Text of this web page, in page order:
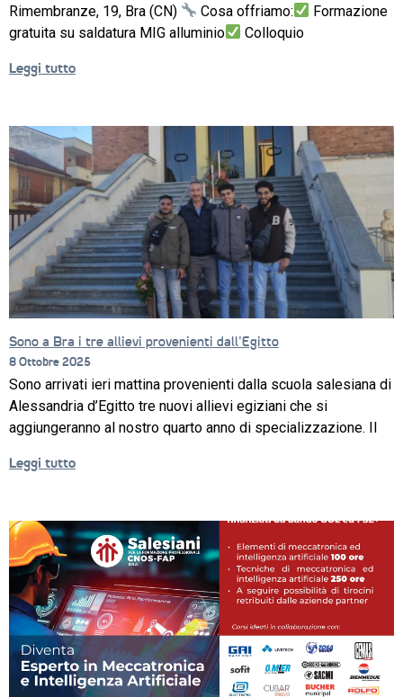
Rimembranze, 19, Bra (CN)
Cosa offriamo:
Formazione
gratuita su saldatura MIG alluminio
Colloquio
Leggi tutto
Sono a Bra i tre allievi provenienti dall’Egitto
8 Ottobre 2025
Sono arrivati ieri mattina provenienti dalla scuola salesiana di
Alessandria d’Egitto tre nuovi allievi egiziani che si
aggiungeranno al nostro quarto anno di specializzazione. Il
Leggi tutto